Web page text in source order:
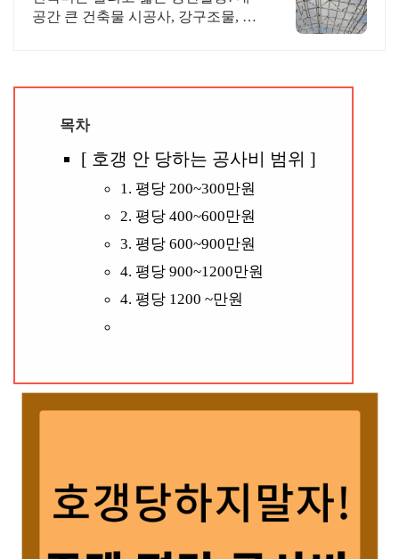
공간 큰 건축물 시공사, 강구조물, 스
목차
[ 호갱 안 당하는 공사비 범위 ]
1. 평당 200~300만원
2. 평당 400~600만원
3. 평당 600~900만원
4. 평당 900~1200만원
4. 평당 1200 ~만원